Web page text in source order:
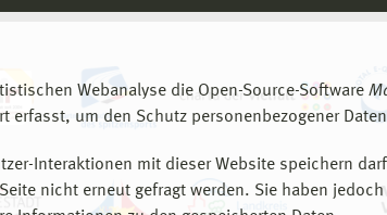
Webanalyse die Open-Source-Software
um den Schutz personenbezogener
Interaktionen mit dieser Website speichern
nicht erneut gefragt werden. Sie haben jedoch